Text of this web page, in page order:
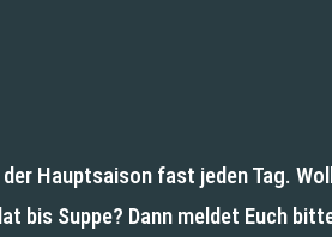
Hauptsaison fast jeden Tag.
bis Suppe? Dann meldet Euch